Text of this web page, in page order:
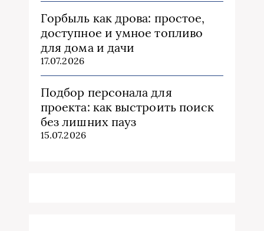
Горбыль как дрова: простое,
доступное и умное топливо
для дома и дачи
17.07.2026
Подбор персонала для
проекта: как выстроить поиск
без лишних пауз
15.07.2026